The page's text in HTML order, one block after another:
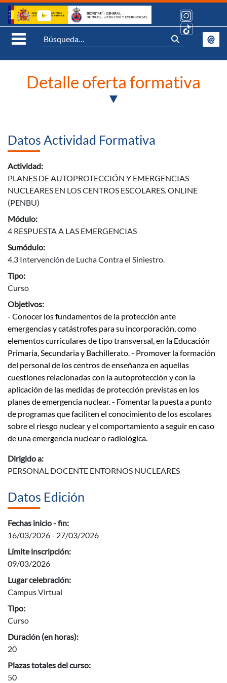
Saltar al contenido
Abrir Menú móvil
Síguenos:
@
Detalle oferta formativa
Datos Actividad Formativa
Actividad:
PLANES DE AUTOPROTECCIÓN Y EMERGENCIAS
NUCLEARES EN LOS CENTROS ESCOLARES. ONLINE
(PENBU)
Módulo:
4 RESPUESTA A LAS EMERGENCIAS
Sumódulo:
4.3 Intervención de Lucha Contra el Siniestro.
Tipo:
Curso
Objetivos:
- Conocer los fundamentos de la protección ante
emergencias y catástrofes para su incorporación, como
elementos curriculares de tipo transversal, en la Educación
Primaria, Secundaria y Bachillerato. - Promover la formación
del personal de los centros de enseñanza en aquellas
cuestiones relacionadas con la autoprotección y con la
aplicación de las medidas de protección previstas en los
planes de emergencia nuclear. - Fomentar la puesta a punto
de programas que faciliten el conocimiento de los escolares
sobre el riesgo nuclear y el comportamiento a seguir en caso
de una emergencia nuclear o radiológica.
Dirigido a:
PERSONAL DOCENTE ENTORNOS NUCLEARES
Datos Edición
Fechas inicio - fin:
16/03/2026 - 27/03/2026
Límite inscripción:
09/03/2026
Lugar celebración:
Campus Virtual
Tipo:
Curso
Duración (en horas):
20
Plazas totales del curso:
50